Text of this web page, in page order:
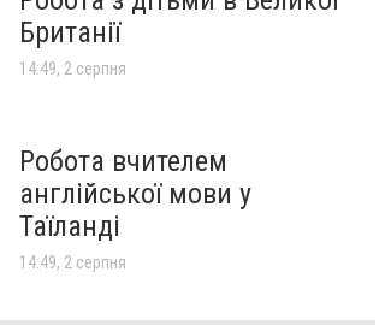
Британії
14:49, 2 серпня
Робота вчителем
англійської мови у
Таїланді
14:49, 2 серпня